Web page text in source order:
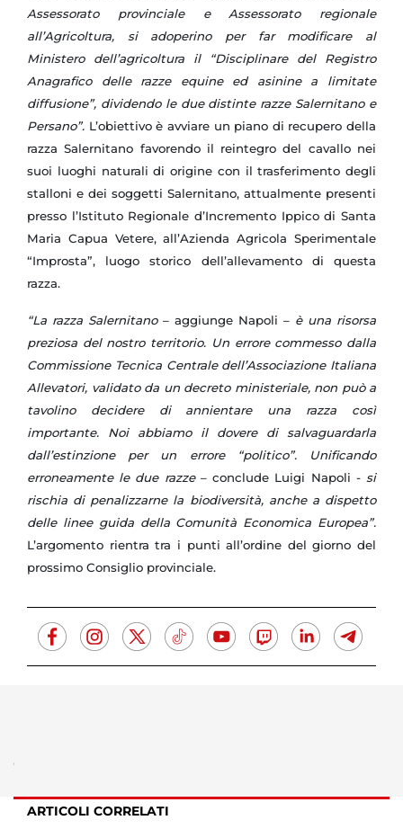
Assessorato provinciale e Assessorato regionale
all’Agricoltura, si adoperino per far modificare al
Ministero dell’agricoltura il “Disciplinare del Registro
Anagrafico delle razze equine ed asinine a limitate
diffusione”, dividendo le due distinte razze Salernitano e
Persano”. L’obiettivo è avviare un piano di recupero della
razza Salernitano favorendo il reintegro del cavallo nei
suoi luoghi naturali di origine con il trasferimento degli
stalloni e dei soggetti Salernitano, attualmente presenti
presso l’Istituto Regionale d’Incremento Ippico di Santa
Maria Capua Vetere, all’Azienda Agricola Sperimentale
“Improsta”, luogo storico dell’allevamento di questa
razza.
“La razza Salernitano– aggiunge Napoli – è una risorsa
preziosa del nostro territorio. Un errore commesso dalla
Commissione Tecnica Centrale dell’Associazione Italiana
Allevatori, validato da un decreto ministeriale, non può a
tavolino decidere di annientare una razza così
importante. Noi abbiamo il dovere di salvaguardarla
dall’estinzione per un errore “politico”. Unificando
erroneamente le due razze– conclude Luigi Napoli - si
rischia di penalizzarne la biodiversità, anche a dispetto
delle linee guida della Comunità Economica Europea”.
L’argomento rientra tra i punti all’ordine del giorno del
prossimo Consiglio provinciale.
ARTICOLI CORRELATI